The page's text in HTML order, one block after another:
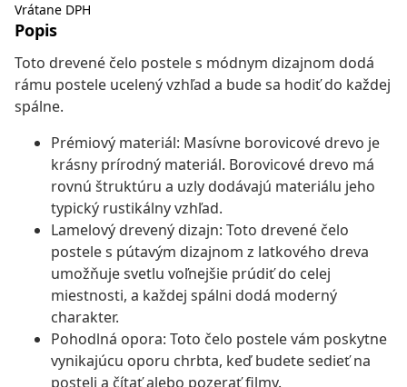
Vrátane DPH
Popis
Toto drevené čelo postele s módnym dizajnom dodá
rámu postele ucelený vzhľad a bude sa hodiť do každej
spálne.
Prémiový materiál: Masívne borovicové drevo je
krásny prírodný materiál. Borovicové drevo má
rovnú štruktúru a uzly dodávajú materiálu jeho
typický rustikálny vzhľad.
Lamelový drevený dizajn: Toto drevené čelo
postele s pútavým dizajnom z latkového dreva
umožňuje svetlu voľnejšie prúdiť do celej
miestnosti, a každej spálni dodá moderný
charakter.
Pohodlná opora: Toto čelo postele vám poskytne
vynikajúcu oporu chrbta, keď budete sedieť na
posteli a čítať alebo pozerať filmy.